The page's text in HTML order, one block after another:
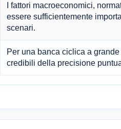
I fattori macroeconomici,
essere sufficientemente
scenari.
Per una banca ciclica a
credibili della precisione